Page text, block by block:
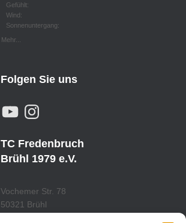
Gefühlt:
Wind:
Sonnenuntergang:
Mehr...
Folgen Sie uns
Y
O
U
B
E
N
A
G
R
A
TC Fredenbruch
Brühl 1979 e.V.
Vochemer Str. 78
50321 Brühl